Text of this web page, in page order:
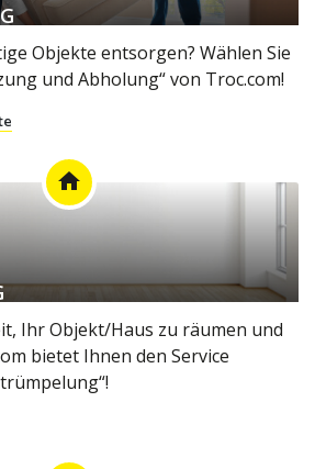
Objekte entsorgen? Wählen Sie
und Abholung“ von Troc.com!
home
Ihr Objekt/Haus zu räumen und
bietet Ihnen den Service